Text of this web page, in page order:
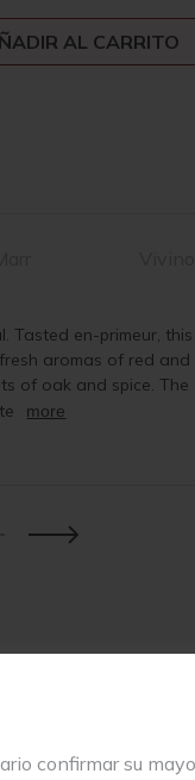
confirmar su
AL CARRITO
Tasted en-primeur, this
aromas of red and
of oak and spice. The
more
junto a
de piedra
de gran vivacidad.